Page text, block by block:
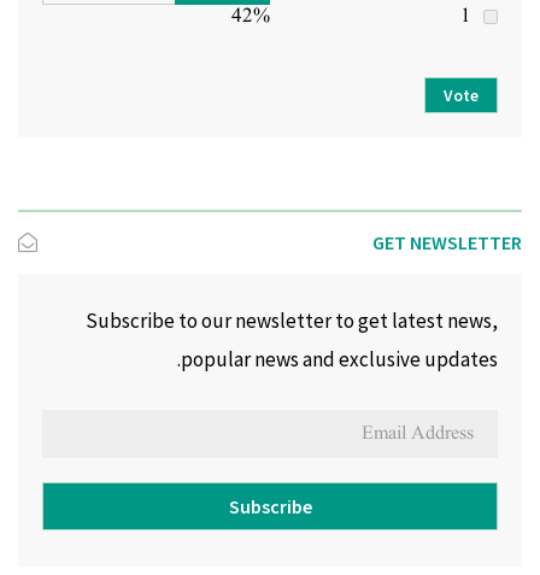
1
42%
Vote
GET NEWSLETTER
Subscribe to our newsletter to get latest news,
popular news and exclusive updates.
Subscribe